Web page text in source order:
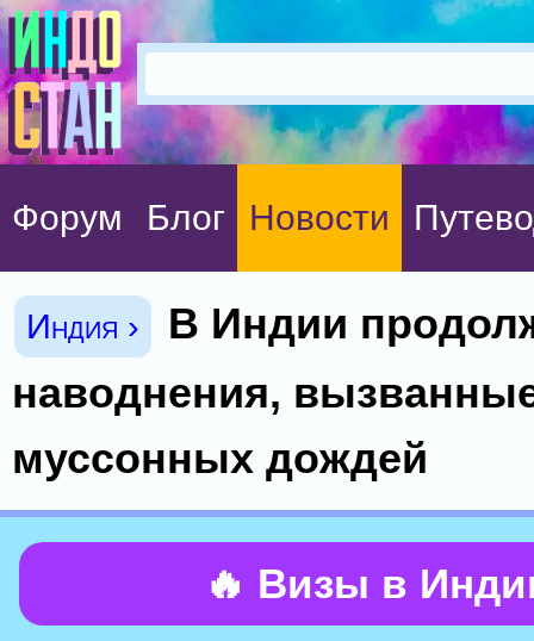
Форум Блог Новости
Индия ›
В Индии
наводнения,
муссонных дождей
🔥 Визы в